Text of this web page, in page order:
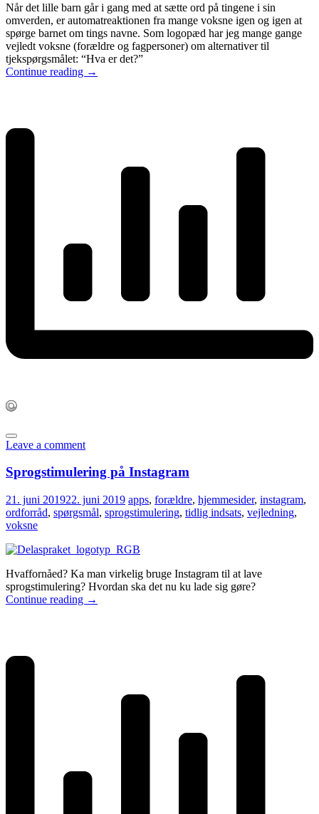
Når det lille barn går i gang med at sætte ord på tingene i sin
omverden, er automatreaktionen fra mange voksne igen og igen at
spørge barnet om tings navne. Som logopæd har jeg mange gange
vejledt voksne (forældre og fagpersoner) om alternativer til
tjekspørgsmålet: “Hva er det?”
Continue reading →
Leave a comment
Sprogstimulering på Instagram
21. juni 201922. juni 2019 apps, forældre, hjemmesider, instagram,
ordforråd, spørgsmål, sprogstimulering, tidlig indsats, vejledning,
voksne
Hvaffornåed? Ka man virkelig bruge Instagram til at lave
sprogstimulering? Hvordan ska det nu ku lade sig gøre?
Continue reading →